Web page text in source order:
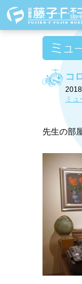
コ
ミ
先生の部